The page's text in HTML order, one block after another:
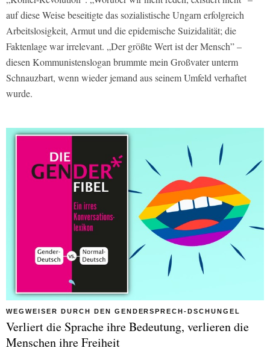
auf diese Weise beseitigte das sozialistische Ungarn erfolgreich
Arbeitslosigkeit, Armut und die epidemische Suizidalität; die
Faktenlage war irrelevant. „Der größte Wert ist der Mensch” –
diesen Kommunistenslogan brummte mein Großvater unterm
Schnauzbart, wenn wieder jemand aus seinem Umfeld verhaftet
wurde.
WEGWEISER DURCH DEN GENDERSPRECH-DSCHUNGEL
Verliert die Sprache ihre Bedeutung, verlieren die
Menschen ihre Freiheit